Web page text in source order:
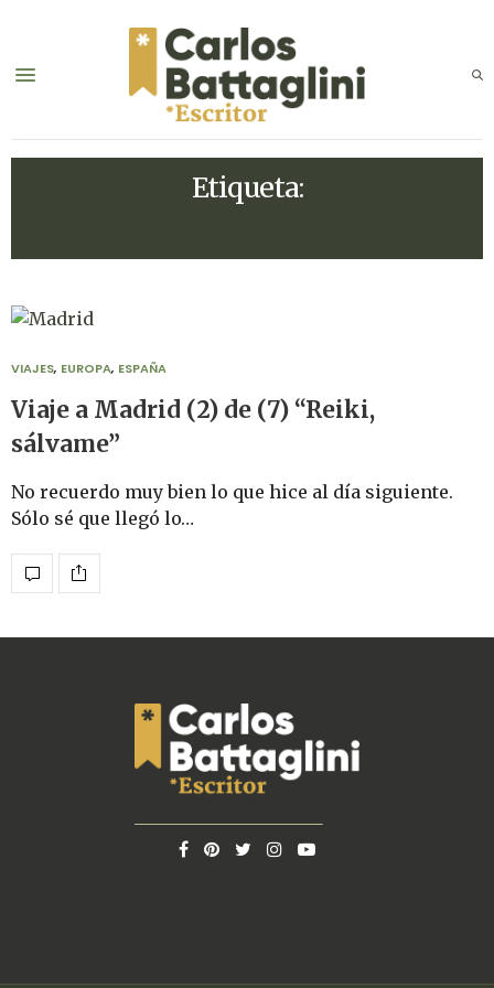
Etiqueta:
VIAJES, EUROPA, ESPAÑA
Viaje a Madrid (2) de (7) “Reiki,
sálvame”
No recuerdo muy bien lo que hice al día siguiente.
Sólo sé que llegó lo…